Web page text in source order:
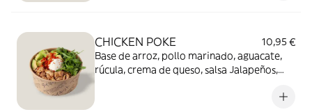
CHICKEN POKE
10,95 €
Base de arroz, pollo marinado, aguacate,
rúcula, crema de queso, salsa Jalapeños,